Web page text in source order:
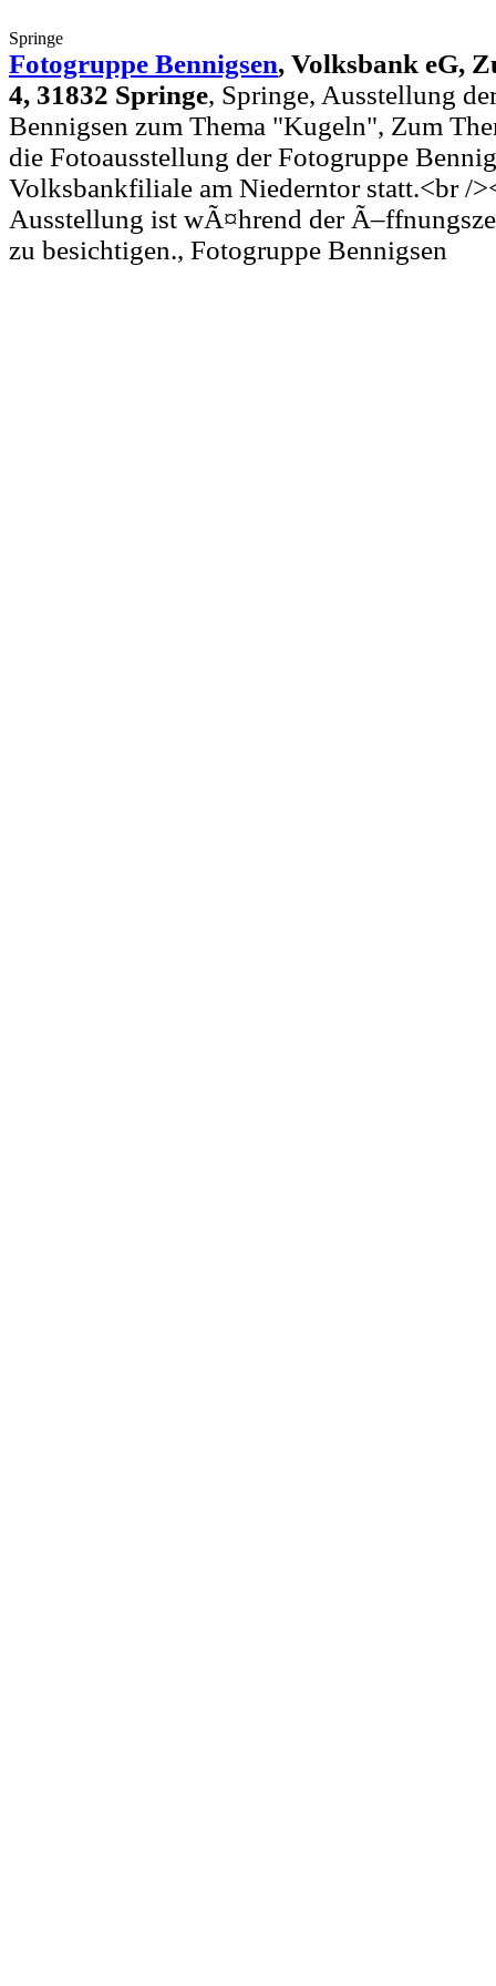
Springe
Fotogruppe Bennigsen, Volksbank eG,
4, 31832 Springe, Springe, Ausstellung
Bennigsen zum Thema "Kugeln", Zum
die Fotoausstellung der Fotogruppe
Volksbankfiliale am Niederntor statt.<br /
Ausstellung ist wÃ¤hrend der
zu besichtigen., Fotogruppe Bennigsen